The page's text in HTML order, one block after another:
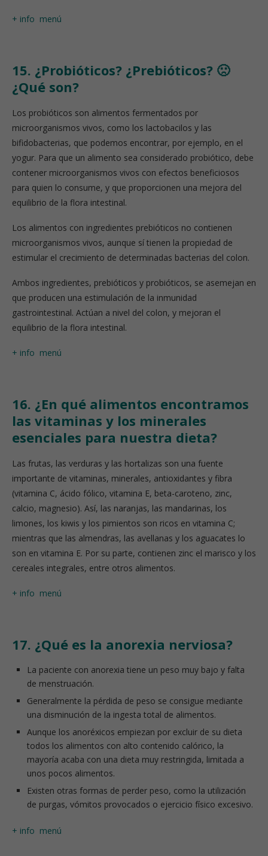
+ info menú
15. ¿Probióticos? ¿Prebióticos? 🙁
¿Qué son?
Los probióticos son alimentos fermentados por
microorganismos vivos, como los lactobacilos y las
bifidobacterias, que podemos encontrar, por ejemplo, en el
yogur. Para que un alimento sea considerado probiótico, debe
contener microorganismos vivos con efectos beneficiosos
para quien lo consume, y que proporcionen una mejora del
equilibrio de la flora intestinal.
Los alimentos con ingredientes prebióticos no contienen
microorganismos vivos, aunque sí tienen la propiedad de
estimular el crecimiento de determinadas bacterias del colon.
Ambos ingredientes, prebióticos y probióticos, se asemejan en
que producen una estimulación de la inmunidad
gastrointestinal. Actúan a nivel del colon, y mejoran el
equilibrio de la flora intestinal.
+ info menú
16. ¿En qué alimentos encontramos
las vitaminas y los minerales
esenciales para nuestra dieta?
Las frutas, las verduras y las hortalizas son una fuente
importante de vitaminas, minerales, antioxidantes y fibra
(vitamina C, ácido fólico, vitamina E, beta-caroteno, zinc,
calcio, magnesio). Así, las naranjas, las mandarinas, los
limones, los kiwis y los pimientos son ricos en vitamina C;
mientras que las almendras, las avellanas y los aguacates lo
son en vitamina E. Por su parte, contienen zinc el marisco y los
cereales integrales, entre otros alimentos.
+ info menú
17. ¿Qué es la anorexia nerviosa?
La paciente con anorexia tiene un peso muy bajo y falta
de menstruación.
Generalmente la pérdida de peso se consigue mediante
una disminución de la ingesta total de alimentos.
Aunque los anoréxicos empiezan por excluir de su dieta
todos los alimentos con alto contenido calórico, la
mayoría acaba con una dieta muy restringida, limitada a
unos pocos alimentos.
Existen otras formas de perder peso, como la utilización
de purgas, vómitos provocados o ejercicio físico excesivo.
+ info menú